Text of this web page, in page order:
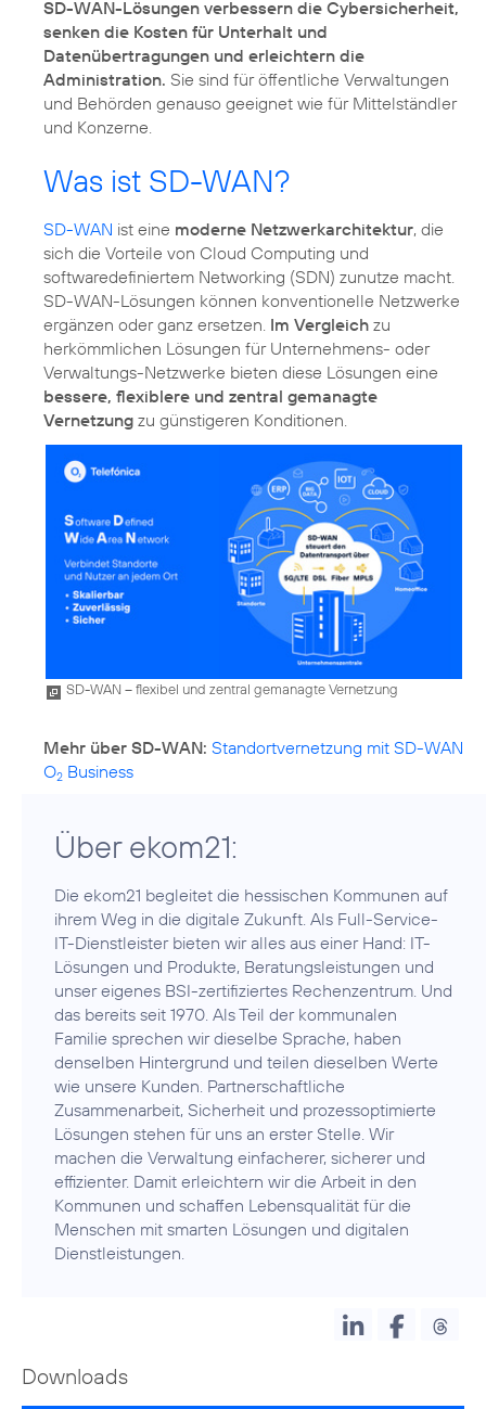
SD-WAN-Lösungen verbessern die Cybersicherheit,
senken die Kosten für Unterhalt und
Datenübertragungen und erleichtern die
Administration. Sie sind für öffentliche Verwaltungen
und Behörden genauso geeignet wie für Mittelständler
und Konzerne.
Was ist SD-WAN?
SD-WAN ist eine moderne Netzwerkarchitektur, die
sich die Vorteile von Cloud Computing und
softwaredefiniertem Networking (SDN) zunutze macht.
SD-WAN-Lösungen können konventionelle Netzwerke
ergänzen oder ganz ersetzen. Im Vergleich zu
herkömmlichen Lösungen für Unternehmens- oder
Verwaltungs-Netzwerke bieten diese Lösungen eine
bessere, flexiblere und zentral gemanagte
Vernetzung zu günstigeren Konditionen.
SD-WAN – flexibel und zentral gemanagte Vernetzung
Mehr über SD-WAN: Standortvernetzung mit SD-WAN
O2 Business
Über ekom21:
Die ekom21 begleitet die hessischen Kommunen auf
ihrem Weg in die digitale Zukunft. Als Full-Service-
IT-Dienstleister bieten wir alles aus einer Hand: IT-
Lösungen und Produkte, Beratungsleistungen und
unser eigenes BSI-zertifiziertes Rechenzentrum. Und
das bereits seit 1970. Als Teil der kommunalen
Familie sprechen wir dieselbe Sprache, haben
denselben Hintergrund und teilen dieselben Werte
wie unsere Kunden. Partnerschaftliche
Zusammenarbeit, Sicherheit und prozessoptimierte
Lösungen stehen für uns an erster Stelle. Wir
machen die Verwaltung einfacherer, sicherer und
effizienter. Damit erleichtern wir die Arbeit in den
Kommunen und schaffen Lebensqualität für die
Menschen mit smarten Lösungen und digitalen
Dienstleistungen.
Downloads